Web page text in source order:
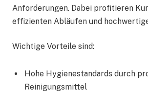
Anforderungen. Dabei profitieren
effizienten Abläufen und
Wichtige Vorteile sind:
Hohe Hygienestandards durch
Reinigungsmittel